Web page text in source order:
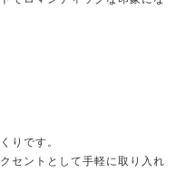
りです。
セントとして手軽に取り入れ